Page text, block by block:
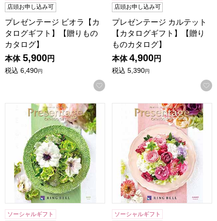
店頭お申し込み可
プレゼンテージ ビオラ【カ
タログギフト】【贈りもの
カタログ】
本体 5,900円
税込 6,490円
お気に入りに登録する
店頭お申し込み可
プレゼンテージ カルテット
【カタログギフト】【贈り
ものカタログ】
本体 4,900円
税込 5,390円
プレゼンテージ ジャズ【カタログギフト】【贈りものカタ
ソーシャルギフト
プレゼンテージ ギャロップ
ソーシャルギフト